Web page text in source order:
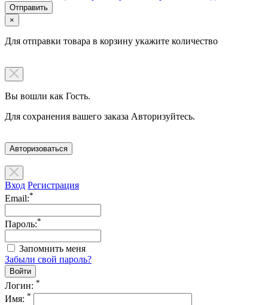
×
Для отправки товара в корзину укажите количество
Вы вошли как Гость.
Для сохранения вашего заказа Авторизуйтесь.
Авторизоваться
Вход Регистрация
Email:*
Пароль:*
Запомнить меня
Забыли свой пароль?
Логин: *
Имя: *